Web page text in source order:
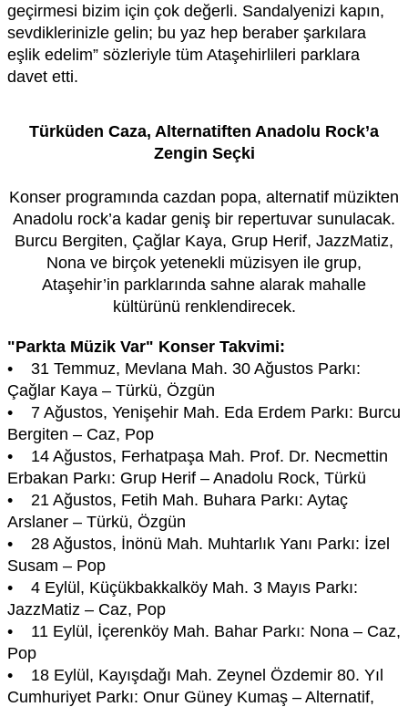
geçirmesi bizim için çok değerli. Sandalyenizi kapın,
sevdiklerinizle gelin; bu yaz hep beraber şarkılara
eşlik edelim” sözleriyle tüm Ataşehirlileri parklara
davet etti.
Türküden Caza, Alternatiften Anadolu Rock’a
Zengin Seçki
Konser programında cazdan popa, alternatif müzikten
Anadolu rock’a kadar geniş bir repertuvar sunulacak.
Burcu Bergiten, Çağlar Kaya, Grup Herif, JazzMatiz,
Nona ve birçok yetenekli müzisyen ile grup,
Ataşehir’in parklarında sahne alarak mahalle
kültürünü renklendirecek.
"Parkta Müzik Var" Konser Takvimi:
• 31 Temmuz, Mevlana Mah. 30 Ağustos Parkı:
Çağlar Kaya – Türkü, Özgün
• 7 Ağustos, Yenişehir Mah. Eda Erdem Parkı: Burcu
Bergiten – Caz, Pop
• 14 Ağustos, Ferhatpaşa Mah. Prof. Dr. Necmettin
Erbakan Parkı: Grup Herif – Anadolu Rock, Türkü
• 21 Ağustos, Fetih Mah. Buhara Parkı: Aytaç
Arslaner – Türkü, Özgün
• 28 Ağustos, İnönü Mah. Muhtarlık Yanı Parkı: İzel
Susam – Pop
• 4 Eylül, Küçükbakkalköy Mah. 3 Mayıs Parkı:
JazzMatiz – Caz, Pop
• 11 Eylül, İçerenköy Mah. Bahar Parkı: Nona – Caz,
Pop
• 18 Eylül, Kayışdağı Mah. Zeynel Özdemir 80. Yıl
Cumhuriyet Parkı: Onur Güney Kumaş – Alternatif,